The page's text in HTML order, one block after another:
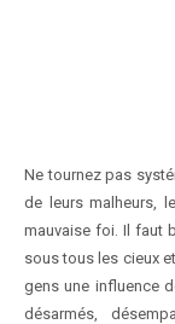
Ne tournez pas
de leurs malheurs,
mauvaise foi. Il faut
sous tous les cieux
gens une influence
désarmés,